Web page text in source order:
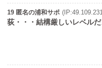
19 匿名の浦和サポ
荻・・・結構厳しいレベルだ